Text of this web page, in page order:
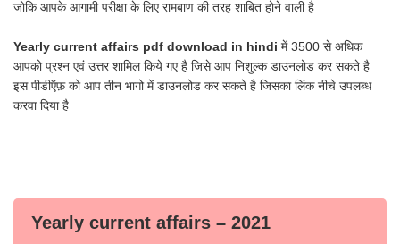
जोकि आपके आगामी परीक्षा के लिए रामबाण की तरह शाबित होने वाली है
Yearly current affairs pdf download in hindi में 3500 से अधिक
आपको प्रश्न एवं उत्तर शामिल किये गए है जिसे आप निशुल्क डाउनलोड कर सकते है
इस पीडीऍफ़ को आप तीन भागो में डाउनलोड कर सकते है जिसका लिंक नीचे उपलब्ध
करवा दिया है
Yearly current affairs – 2021